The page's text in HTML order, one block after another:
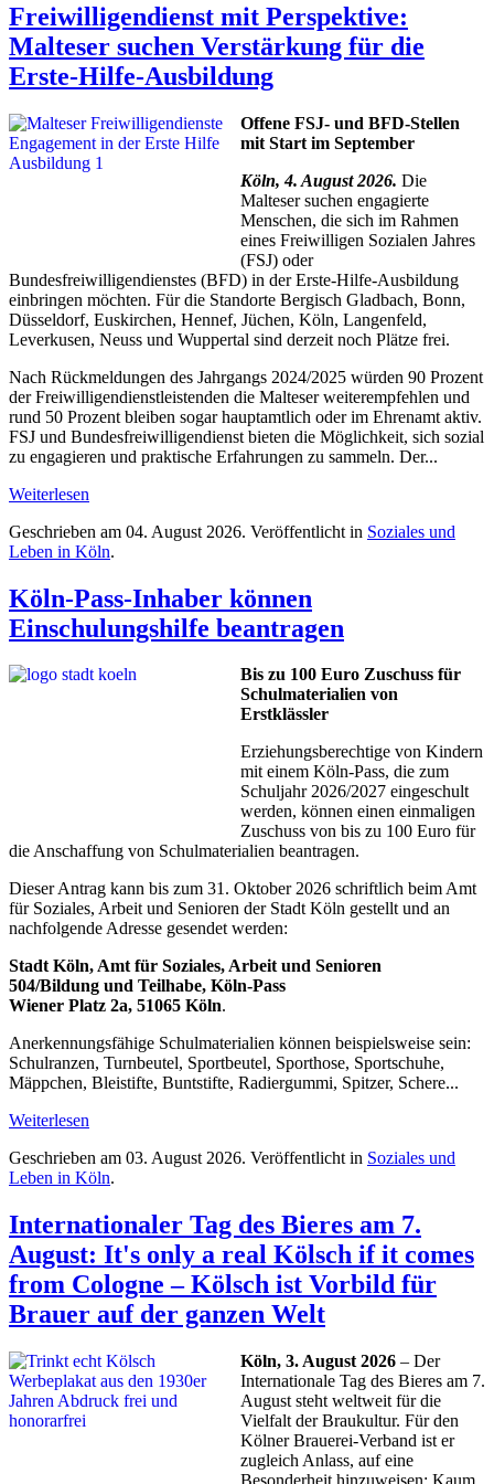
Freiwilligendienst mit Perspektive:
Malteser suchen Verstärkung für die
Erste-Hilfe-Ausbildung
Offene FSJ- und BFD-Stellen
mit Start im September
Köln, 4. August 2026. Die
Malteser suchen engagierte
Menschen, die sich im Rahmen
eines Freiwilligen Sozialen Jahres
(FSJ) oder
Bundesfreiwilligendienstes (BFD) in der Erste-Hilfe-Ausbildung
einbringen möchten. Für die Standorte Bergisch Gladbach, Bonn,
Düsseldorf, Euskirchen, Hennef, Jüchen, Köln, Langenfeld,
Leverkusen, Neuss und Wuppertal sind derzeit noch Plätze frei.
Nach Rückmeldungen des Jahrgangs 2024/2025 würden 90 Prozent
der Freiwilligendienstleistenden die Malteser weiterempfehlen und
rund 50 Prozent bleiben sogar hauptamtlich oder im Ehrenamt aktiv.
FSJ und Bundesfreiwilligendienst bieten die Möglichkeit, sich sozial
zu engagieren und praktische Erfahrungen zu sammeln. Der...
Weiterlesen
Geschrieben am 04. August 2026. Veröffentlicht in Soziales und
Leben in Köln.
Köln-Pass-Inhaber können
Einschulungshilfe beantragen
Bis zu 100 Euro Zuschuss für
Schulmaterialien von
Erstklässler
Erziehungsberechtige von Kindern
mit einem Köln-Pass, die zum
Schuljahr 2026/2027 eingeschult
werden, können einen einmaligen
Zuschuss von bis zu 100 Euro für
die Anschaffung von Schulmaterialien beantragen.
Dieser Antrag kann bis zum 31. Oktober 2026 schriftlich beim Amt
für Soziales, Arbeit und Senioren der Stadt Köln gestellt und an
nachfolgende Adresse gesendet werden:
Stadt Köln, Amt für Soziales, Arbeit und Senioren
504/Bildung und Teilhabe, Köln-Pass
Wiener Platz 2a, 51065 Köln.
Anerkennungsfähige Schulmaterialien können beispielsweise sein:
Schulranzen, Turnbeutel, Sportbeutel, Sporthose, Sportschuhe,
Mäppchen, Bleistifte, Buntstifte, Radiergummi, Spitzer, Schere...
Weiterlesen
Geschrieben am 03. August 2026. Veröffentlicht in Soziales und
Leben in Köln.
Internationaler Tag des Bieres am 7.
August: It's only a real Kölsch if it comes
from Cologne – Kölsch ist Vorbild für
Brauer auf der ganzen Welt
Köln, 3. August 2026 – Der
Internationale Tag des Bieres am 7.
August steht weltweit für die
Vielfalt der Braukultur. Für den
Kölner Brauerei-Verband ist er
zugleich Anlass, auf eine